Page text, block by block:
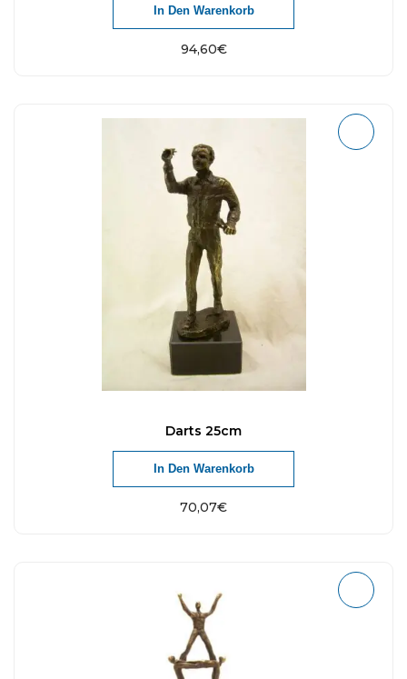
94,60€
In Den Warenkorb
Darts 25cm
70,07€
In Den Warenkorb